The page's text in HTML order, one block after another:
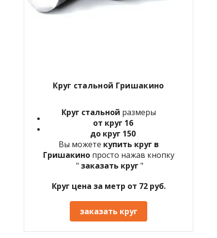
Круг стальной Гришакино
Круг стальной размеры
от круг 16
до круг 150
Вы можете купить круг в
Гришакино просто нажав кнопку
" заказать круг "
Круг цена за метр от 72 руб.
заказать круг